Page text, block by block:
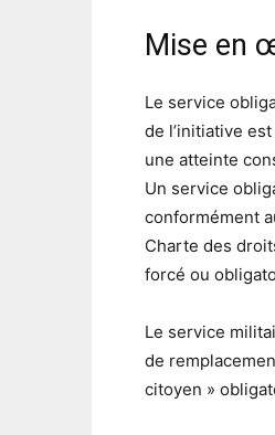
Mise en
Le service
de l’initiative
une atteinte
Un service
conformément
Charte des
forcé ou
Le service
de
citoyen »